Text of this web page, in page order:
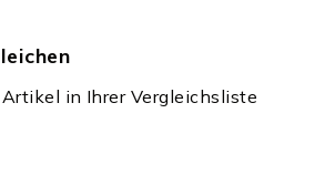
in Ihrer Vergleichsliste